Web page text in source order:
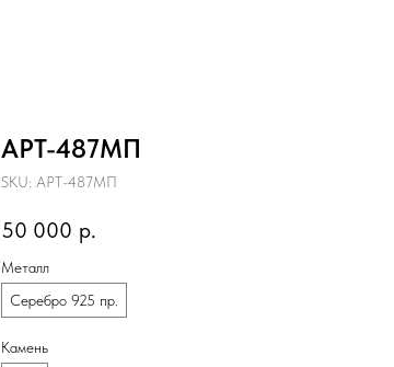
АРТ-487МП
SKU: АРТ-487МП
50 000 р.
Металл
Серебро 925 пр.
Камень